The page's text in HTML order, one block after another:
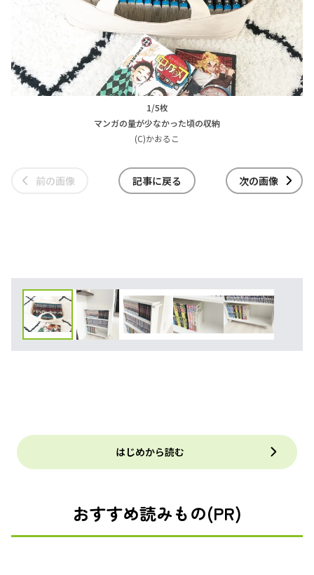
1/5枚
マンガの量が少なかった頃の収納
(C)かおるこ
前の画像 記事に戻る 次の画像
はじめから読む
おすすめ読みもの(PR)